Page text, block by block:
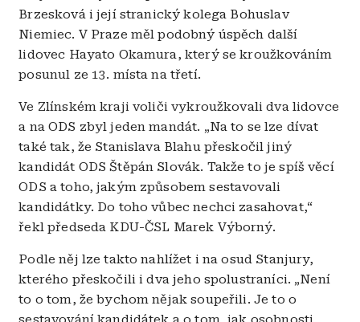
Brzesková i její stranický kolega Bohuslav
Niemiec. V Praze měl podobný úspěch další
lidovec Hayato Okamura, který se kroužkováním
posunul ze 13. místa na třetí.
Ve Zlínském kraji voliči vykroužkovali dva lidovce
a na ODS zbyl jeden mandát. „Na to se lze dívat
také tak, že Stanislava Blahu přeskočil jiný
kandidát ODS Štěpán Slovák. Takže to je spíš věcí
ODS a toho, jakým způsobem sestavovali
kandidátky. Do toho vůbec nechci zasahovat,“
řekl předseda KDU-ČSL Marek Výborný.
Podle něj lze takto nahlížet i na osud Stanjury,
kterého přeskočili i dva jeho spolustraníci. „Není
to o tom, že bychom nějak soupeřili. Je to o